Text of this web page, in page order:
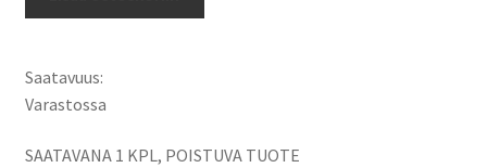
iPhone
4S
Kovamuovikuorikotelo,
Saatavuus:
Varastossa
SAATAVANA 1 KPL, POISTUVA TUOTE